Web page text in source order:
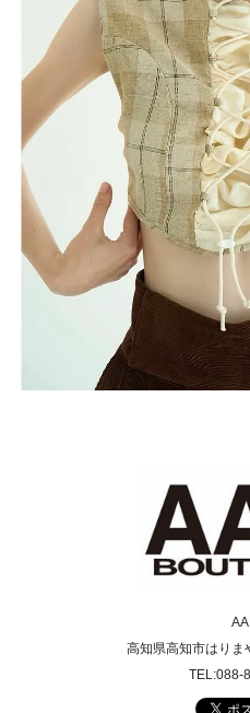
高知県高知市はり
TEL:088-